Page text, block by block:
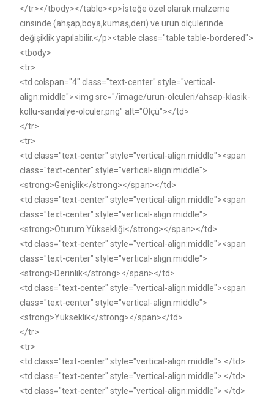
</tr></tbody></table><p>İsteğe özel olarak malzeme
cinsinde (ahşap,boya,kumaş,deri) ve ürün ölçülerinde
değişiklik yapılabilir.</p><table class="table table-bordered">
<tbody>
<tr>
<td colspan="4" class="text-center" style="vertical-
align:middle"><img src="/image/urun-olculeri/ahsap-klasik-
kollu-sandalye-olculer.png" alt="Ölçü"></td>
</tr>
<tr>
<td class="text-center" style="vertical-align:middle"><span
class="text-center" style="vertical-align:middle">
<strong>Genişlik</strong></span></td>
<td class="text-center" style="vertical-align:middle"><span
class="text-center" style="vertical-align:middle">
<strong>Oturum Yüksekliği</strong></span></td>
<td class="text-center" style="vertical-align:middle"><span
class="text-center" style="vertical-align:middle">
<strong>Derinlik</strong></span></td>
<td class="text-center" style="vertical-align:middle"><span
class="text-center" style="vertical-align:middle">
<strong>Yükseklik</strong></span></td>
</tr>
<tr>
<td class="text-center" style="vertical-align:middle"> </td>
<td class="text-center" style="vertical-align:middle"> </td>
<td class="text-center" style="vertical-align:middle"> </td>